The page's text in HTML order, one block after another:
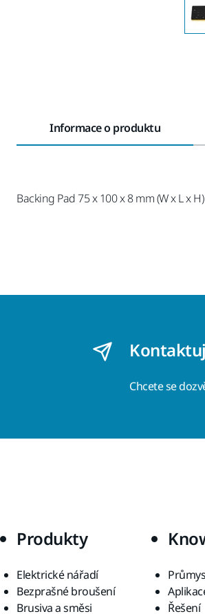
Informace o produktu
Backing Pad 75 x 100 x 8 mm (W x L x
Chcete se
Produkty
Elektrické nářadí
Bezprašné broušení
Brusiva a směsi
Řešení